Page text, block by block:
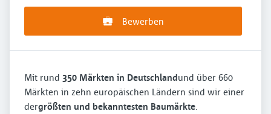
Bewerben
Mit rund 350 Märkten in Deutschlandund über 660
Märkten in zehn europäischen Ländern sind wir einer
dergrößten und bekanntesten Baumärkte.